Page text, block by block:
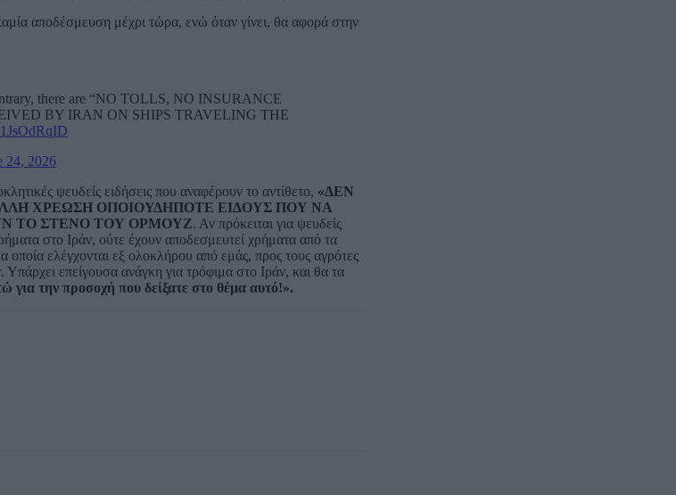
αποδέσμευση μέχρι τώρα, ενώ όταν γίνει, θα αφορά στην
there are “NO TOLLS, NO INSURANCE
BY IRAN ON SHIPS TRAVELING THE
24, 2026
ψευδείς ειδήσεις που αναφέρουν το αντίθετο, «ΔΕΝ
ΧΡΕΩΣΗ ΟΠΟΙΟΥΔΗΠΟΤΕ ΕΙΔΟΥΣ ΠΟΥ ΝΑ
ΤΟ ΣΤΕΝΟ ΤΟΥ ΟΡΜΟΥΖ. Αν πρόκειται για ψευδείς
στο Ιράν, ούτε έχουν αποδεσμευτεί χρήματα από τα
ελέγχονται εξ ολοκλήρου από εμάς, προς τους αγρότες
επείγουσα ανάγκη για τρόφιμα στο Ιράν, και θα τα
για την προσοχή που δείξατε στο θέμα αυτό!».